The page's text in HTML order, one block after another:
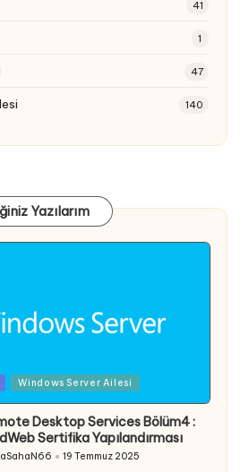
41
1
47
140
Yazılarım
Windows Server Ailesi
Desktop Services Bölüm4 :
Sertifika Yapılandırması
19 Temmuz 2025